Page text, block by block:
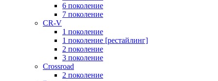
6 поколение
7 поколение
CR-V
1 поколение
1 поколение [рестайлинг]
2 поколение
3 поколение
Crossroad
2 поколение